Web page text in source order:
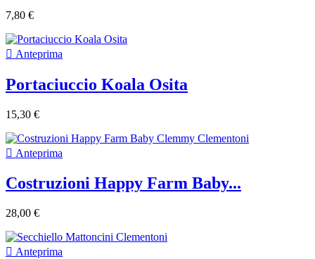
7,80 €
 Anteprima
Portaciuccio Koala Osita
15,30 €
 Anteprima
Costruzioni Happy Farm Baby...
28,00 €
 Anteprima